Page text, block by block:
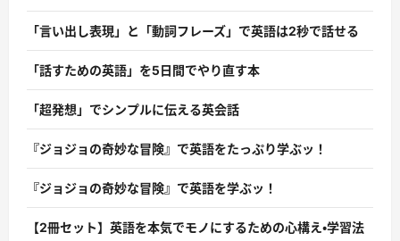
「言い出し表現」と「動詞フレーズ」で英語は2秒で話せる
「話すための英語」を5日間でやり直す本
「超発想」でシンプルに伝える英会話
『ジョジョの奇妙な冒険』で英語をたっぷり学ぶッ！
『ジョジョの奇妙な冒険』で英語を学ぶッ！
【2冊セット】英語を本気でモノにするための心構え・学習法